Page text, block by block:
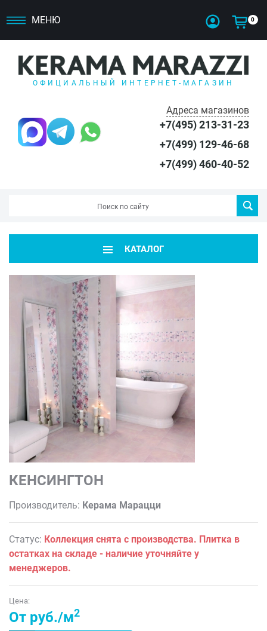
МЕНЮ 0
ОФИЦИАЛЬНЫЙ ИНТЕРНЕТ-МАГАЗИН
Адреса магазинов
+7(495) 213-31-23
+7(499) 129-46-68
+7(499) 460-40-52
КАТАЛОГ
КЕНСИНГТОН
Производитель: Керама Марацци
Статус: Коллекция снята с производства. Плитка в
остатках на складе - наличие уточняйте у
менеджеров.
Цена:
От руб./м2